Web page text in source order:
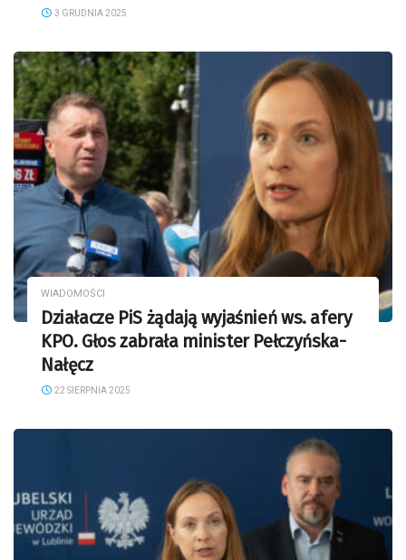
3 GRUDNIA 2025
WIADOMOŚCI
Działacze PiS żądają wyjaśnień ws. afery
KPO. Głos zabrała minister Pełczyńska-
Nałęcz
22 SIERPNIA 2025